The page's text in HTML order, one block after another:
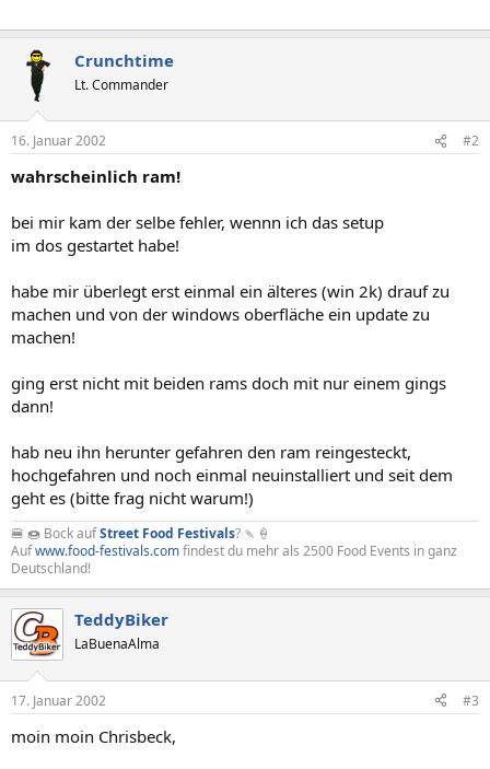
Crunchtime
Lt. Commander
16. Januar 2002 #2
wahrscheinlich ram!
bei mir kam der selbe fehler, wennn ich das setup
im dos gestartet habe!
habe mir überlegt erst einmal ein älteres (win 2k) drauf zu
machen und von der windows oberfläche ein update zu
machen!
ging erst nicht mit beiden rams doch mit nur einem gings
dann!
hab neu ihn herunter gefahren den ram reingesteckt,
hochgefahren und noch einmal neuinstalliert und seit dem
geht es (bitte frag nicht warum!)
🍔 🍩 Bock aufStreet Food Festivals? 🍡🍦
Aufwww.food-festivals.comfindest du mehr als 2500 Food Events in ganz
Deutschland!
TeddyBiker
LaBuenaAlma
17. Januar 2002 #3
moin moin Chrisbeck,